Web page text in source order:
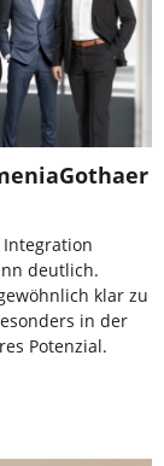
deutlich.
klar zu
in der
Potenzial.